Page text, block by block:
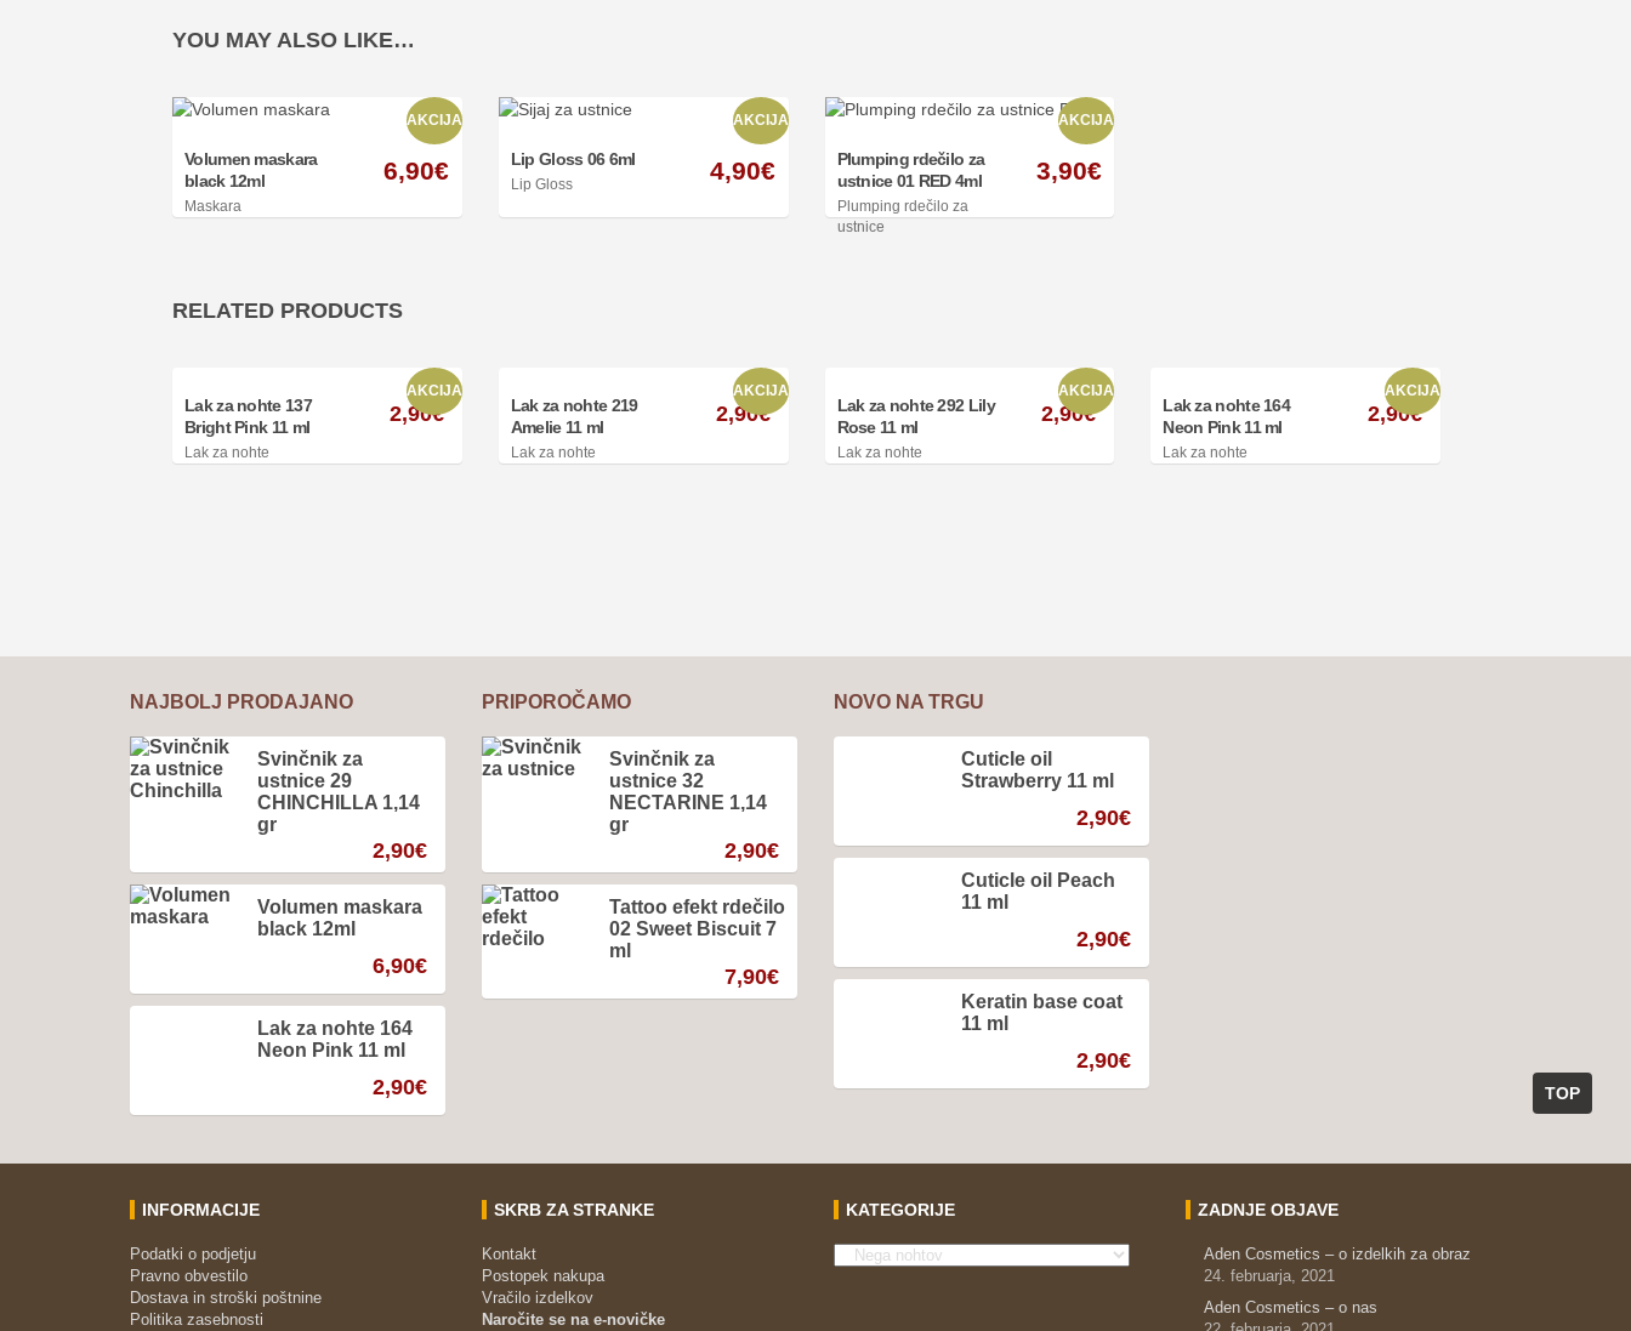
YOU MAY ALSO LIKE…
AKCIJA
Volumen maskara
black 12ml
Maskara
6,90€
AKCIJA
Lip Gloss 06 6ml
Lip Gloss 4,90€
AKCIJA
Plumping rdečilo za
ustnice 01 RED 4ml
Plumping rdečilo za
ustnice
3,90€
RELATED PRODUCTS
AKCIJA
Lak za nohte 137
Bright Pink 11 ml
Lak za nohte
2,90€
AKCIJA
Lak za nohte 219
Amelie 11 ml
Lak za nohte
2,90€
AKCIJA
Lak za nohte 292 Lily
Rose 11 ml
Lak za nohte
2,90€
AKCIJA
Lak za nohte 164
Neon Pink 11 ml
Lak za nohte
2,90€
NAJBOLJ PRODAJANO
Svinčnik za
ustnice 29
CHINCHILLA 1,14
gr
2,90€
Volumen maskara
black 12ml
6,90€
Lak za nohte 164
Neon Pink 11 ml
2,90€
PRIPOROČAMO
Svinčnik za
ustnice 32
NECTARINE 1,14
gr
2,90€
Tattoo efekt rdečilo
02 Sweet Biscuit 7
ml
7,90€
NOVO NA TRGU
Cuticle oil
Strawberry 11 ml
2,90€
Cuticle oil Peach
11 ml
2,90€
Keratin base coat
11 ml
2,90€
TOP
INFORMACIJE
Podatki o podjetju
Pravno obvestilo
Dostava in stroški poštnine
Politika zasebnosti
SKRB ZA STRANKE
Kontakt
Postopek nakupa
Vračilo izdelkov
Naročite se na e-novičke
KATEGORIJE ZADNJE OBJAVE
Aden Cosmetics – o izdelkih za obraz
24. februarja, 2021
Aden Cosmetics – o nas